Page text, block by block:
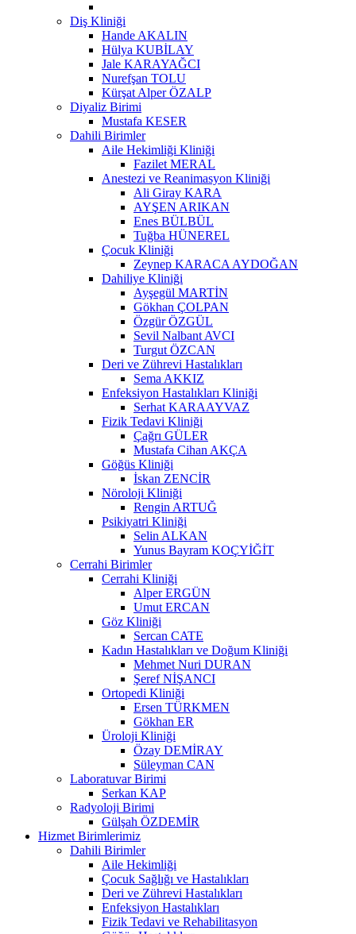
Diş Kliniği
Hande AKALIN
Hülya KUBİLAY
Jale KARAYAĞCI
Nurefşan TOLU
Kürşat Alper ÖZALP
Diyaliz Birimi
Mustafa KESER
Dahili Birimler
Aile Hekimliği Kliniği
Fazilet MERAL
Anestezi ve Reanimasyon Kliniği
Ali Giray KARA
AYŞEN ARIKAN
Enes BÜLBÜL
Tuğba HÜNEREL
Çocuk Kliniği
Zeynep KARACA AYDOĞAN
Dahiliye Kliniği
Ayşegül MARTİN
Gökhan ÇOLPAN
Özgür ÖZGÜL
Sevil Nalbant AVCI
Turgut ÖZCAN
Deri ve Zührevi Hastalıkları
Sema AKKIZ
Enfeksiyon Hastalıkları Kliniği
Serhat KARAAYVAZ
Fizik Tedavi Kliniği
Çağrı GÜLER
Mustafa Cihan AKÇA
Göğüs Kliniği
İskan ZENCİR
Nöroloji Kliniği
Rengin ARTUĞ
Psikiyatri Kliniği
Selin ALKAN
Yunus Bayram KOÇYİĞİT
Cerrahi Birimler
Cerrahi Kliniği
Alper ERGÜN
Umut ERCAN
Göz Kliniği
Sercan CATE
Kadın Hastalıkları ve Doğum Kliniği
Mehmet Nuri DURAN
Şeref NİŞANCI
Ortopedi Kliniği
Ersen TÜRKMEN
Gökhan ER
Üroloji Kliniği
Özay DEMİRAY
Süleyman CAN
Laboratuvar Birimi
Serkan KAP
Radyoloji Birimi
Gülşah ÖZDEMİR
Hizmet Birimlerimiz
Dahili Birimler
Aile Hekimliği
Çocuk Sağlığı ve Hastalıkları
Deri ve Zührevi Hastalıkları
Enfeksiyon Hastalıkları
Fizik Tedavi ve Rehabilitasyon